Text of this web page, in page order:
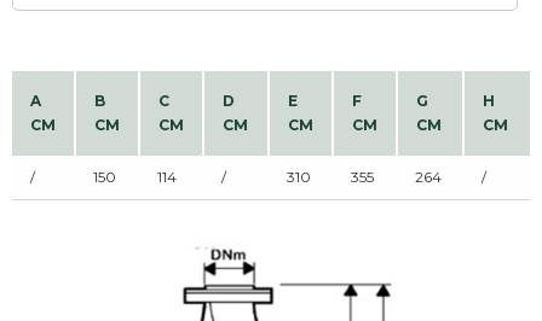
A
CM
B
CM
C
CM
D
CM
E
CM
F
CM
G
CM
H
CM
/ 150 114 / 310 355 264 /